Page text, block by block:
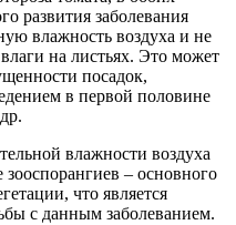
развития заболевания
влажность воздуха и не
на листьях. Это может
посадок,
в первой половине
влажности воздуха
– основного
что является
с данным заболеванием.